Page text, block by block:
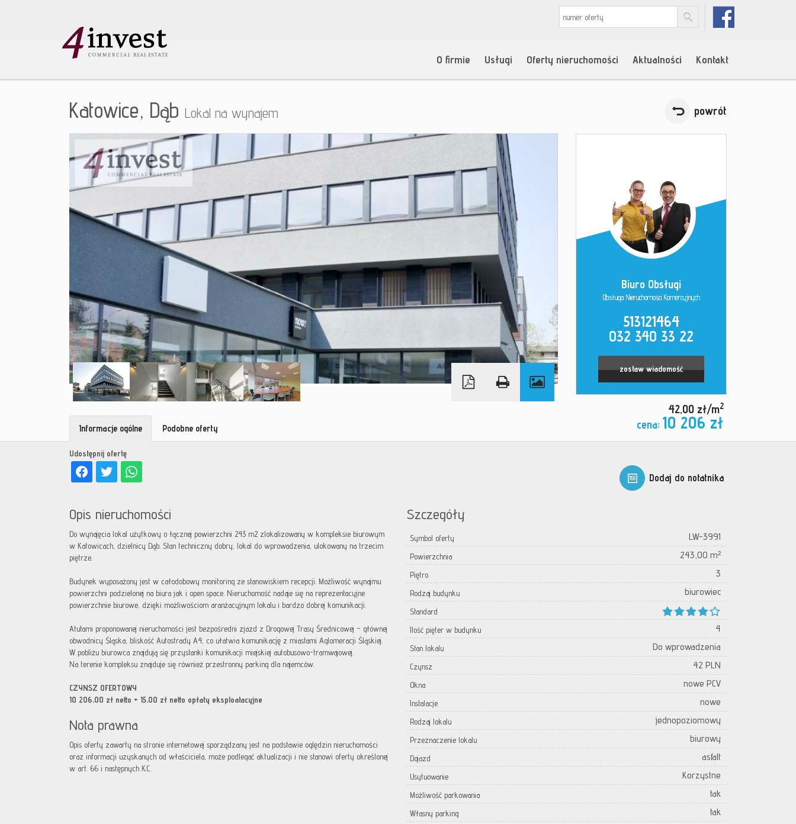
O firmie Usługi Oferty nieruchomości Aktualności Kontakt
Katowice, Dąb Lokal na wynajem powrót
Biuro Obsługi
Obsługa Nieruchomości Komercyjnych
513121464
032 340 33 22
zostaw wiadomość
42,00 zł/m2
cena: 10 206 zł
Dodaj do notatnika
Udostępnij ofertę
Informacje ogólne Podobne oferty
Opis nieruchomości
Do wynajęcia lokal użytkowy o łącznej powierzchni 243 m2 zlokalizowany w kompleksie biurowym
w Katowicach, dzielnicy Dąb. Stan techniczny dobry, lokal do wprowadzenia, ulokowany na trzecim
piętrze.
Budynek wyposażony jest w całodobowy monitoring ze stanowiskiem recepcji. Możliwość wynajmu
powierzchni podzielonej na biura jak i open space. Nieruchomość nadaje się na reprezentacyjne
powierzchnie biurowe, dzięki możliwościom aranżacyjnym lokalu i bardzo dobrej komunikacji.
Atutami proponowanej nieruchomości jest bezpośredni zjazd z Drogowej Trasy Średnicowej – głównej
obwodnicy Śląska, bliskość Autostrady A4, co ułatwia komunikację z miastami Aglomeracji Śląskiej.
W pobliżu biurowca znajdują się przystanki komunikacji miejskiej autobusowo-tramwajowej.
Na terenie kompleksu znajduje się również przestronny parking dla najemców.
CZYNSZ OFERTOWY
10 206,00 zł netto + 15,00 zł netto opłaty eksploatacyjne
Nota prawna
Opis oferty zawarty na stronie internetowej sporządzany jest na podstawie oględzin nieruchomości
oraz informacji uzyskanych od właściciela, może podlegać aktualizacji i nie stanowi oferty określonej
w art. 66 i następnych K.C.
Szczegóły
Symbol oferty LW-3991
Powierzchnia 243,00 m²
Piętro 3
Rodzaj budynku biurowiec
Standard
Ilość pięter w budynku
4
Stan lokalu Do wprowadzenia
Czynsz 42 PLN
Okna nowe PCV
Instalacje nowe
Rodzaj lokalu jednopoziomowy
Przeznaczenie lokalu biurowy
Dojazd asfalt
Usytuowanie Korzystne
Możliwość parkowania tak
Własny parking tak